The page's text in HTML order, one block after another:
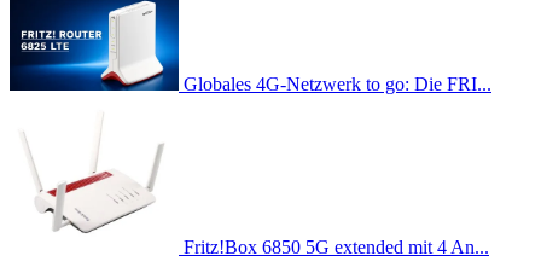
Globales 4G-Netzwerk to go: Die FRI...
Fritz!Box 6850 5G extended mit 4 An...